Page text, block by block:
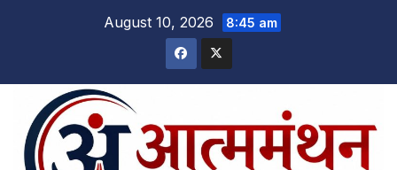
August 10, 2026 8:45 am